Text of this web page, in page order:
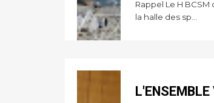
Rappel Le H
la halle des sp...